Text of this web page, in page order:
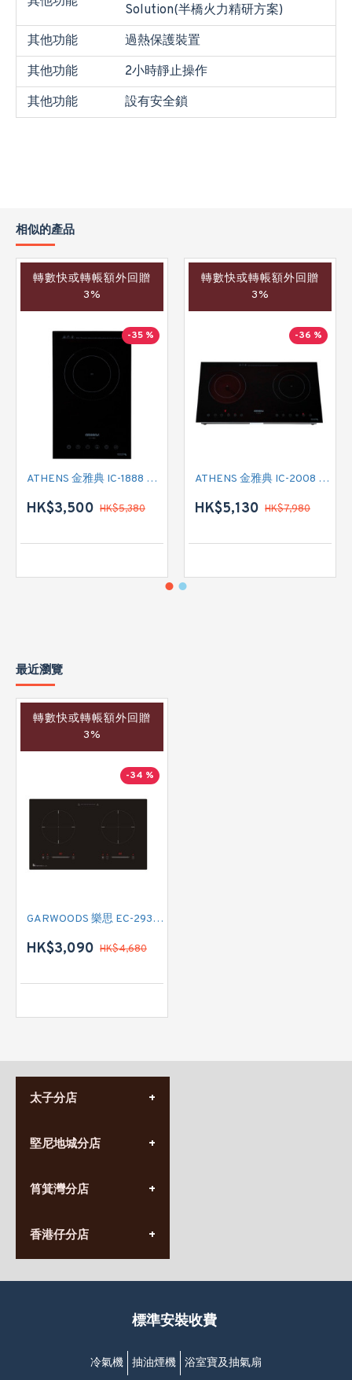
Solution(半橋火力精研方案)
其他功能
過熱保護裝置
其他功能
2小時靜止操作
其他功能
設有安全鎖
相似的產品
轉數快或轉帳額外回贈
3%
-35 %
ATHENS 金雅典 IC-1888 單頭電磁爐
HK$3,500 HK$5,380
轉數快或轉帳額外回贈
3%
-36 %
ATHENS 金雅典 IC-2008 雙頭電磁/電陶二合一
HK$5,130 HK$7,980
最近瀏覽
轉數快或轉帳額外回贈
3%
-34 %
GARWOODS 樂思 EC-2938 雙頭電磁爐
HK$3,090 HK$4,680
太子分店
營業時間:
九龍太子太子道西141號
堅尼地城分店
營業時間:
香港堅尼地城卑路乍街
(堅尼地城地鐵站B出口)
筲箕灣分店
營業時間:
(10:00am-20:30pm)
香港仔分店
營業時間:
香港香港仔成都道20-28號
(黃竹坑地鐵站轉4M專線小巴)
標準安裝收費
冷氣機 抽油煙機 浴室寶及抽氣扇